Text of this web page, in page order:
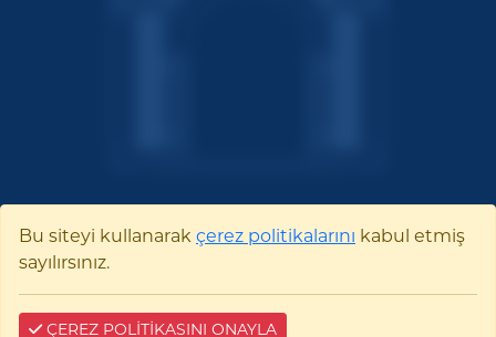
Bilecik Şeyh Edebali
Bu siteyi kullanarak çerez politikalarını kabul etmiş
sayılırsınız.
ÇEREZ POLİTİKASINI ONAYLA